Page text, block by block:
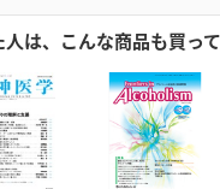
は、こんな商品も買って